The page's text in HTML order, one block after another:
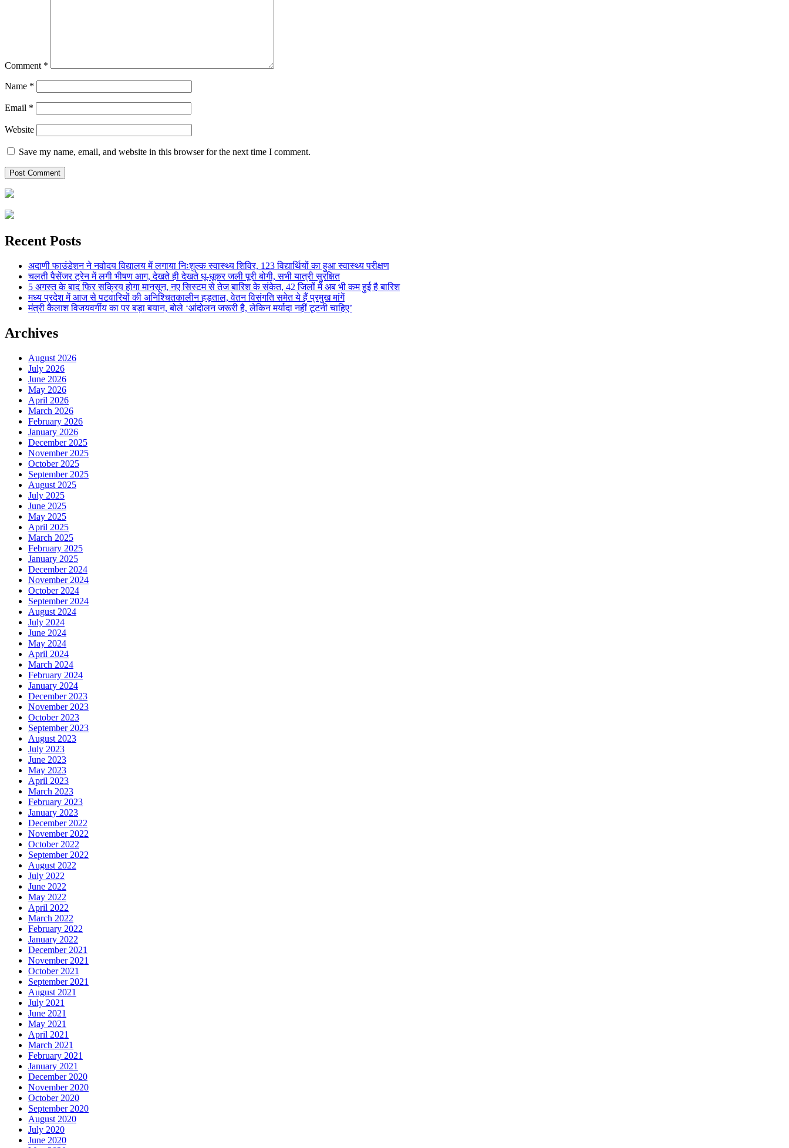
Comment *
Name *
Email *
Website
Save my name, email, and website in this browser for the next time I comment.
Recent Posts
अदाणी फाउंडेशन ने नवोदय विद्यालय में लगाया निःशुल्क स्वास्थ्य शिविर, 123 विद्यार्थियों का हुआ स्वास्थ्य परीक्षण
चलती पैसेंजर ट्रेन में लगी भीषण आग, देखते ही देखते धू-धूकर जली पूरी बोगी, सभी यात्री सुरक्षित
5 अगस्त के बाद फिर सक्रिय होगा मानसून, नए सिस्टम से तेज बारिश के संकेत, 42 जिलों में अब भी कम हुई है बारिश
मध्य प्रदेश में आज से पटवारियों की अनिश्चितकालीन हड़ताल, वेतन विसंगति समेत ये हैं प्रमुख मांगें
मंत्री कैलाश विजयवर्गीय का पर बड़ा बयान, बोले ‘आंदोलन जरूरी है, लेकिन मर्यादा नहीं टूटनी चाहिए’
Archives
August 2026
July 2026
June 2026
May 2026
April 2026
March 2026
February 2026
January 2026
December 2025
November 2025
October 2025
September 2025
August 2025
July 2025
June 2025
May 2025
April 2025
March 2025
February 2025
January 2025
December 2024
November 2024
October 2024
September 2024
August 2024
July 2024
June 2024
May 2024
April 2024
March 2024
February 2024
January 2024
December 2023
November 2023
October 2023
September 2023
August 2023
July 2023
June 2023
May 2023
April 2023
March 2023
February 2023
January 2023
December 2022
November 2022
October 2022
September 2022
August 2022
July 2022
June 2022
May 2022
April 2022
March 2022
February 2022
January 2022
December 2021
November 2021
October 2021
September 2021
August 2021
July 2021
June 2021
May 2021
April 2021
March 2021
February 2021
January 2021
December 2020
November 2020
October 2020
September 2020
August 2020
July 2020
June 2020